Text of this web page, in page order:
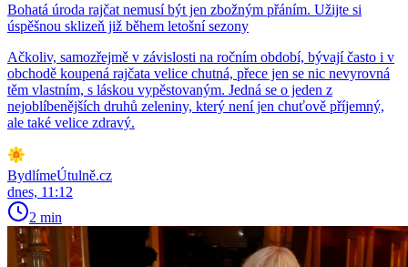
Bohatá úroda rajčat nemusí být jen zbožným přáním. Užijte si
úspěšnou sklizeň již během letošní sezony
Ačkoliv, samozřejmě v závislosti na ročním období, bývají často i v
obchodě koupená rajčata velice chutná, přece jen se nic nevyrovná
těm vlastním, s láskou vypěstovaným. Jedná se o jeden z
nejoblíbenějších druhů zeleniny, který není jen chuťově příjemný,
ale také velice zdravý.
BydlímeÚtulně.cz
dnes, 11:12
2 min